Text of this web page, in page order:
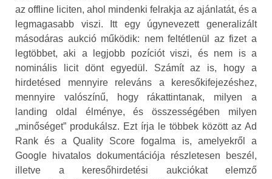
az offline liciten, ahol mindenki felrakja az ajánlatát, és a
legmagasabb viszi. Itt egy úgynevezett generalizált
másodáras aukció működik: nem feltétlenül az fizet a
legtöbbet, aki a legjobb pozíciót viszi, és nem is a
nominális licit dönt egyedül. Számít az is, hogy a
hirdetésed mennyire releváns a keresőkifejezéshez,
mennyire valószínű, hogy rákattintanak, milyen a
landing oldal élménye, és összességében milyen
„minőséget” produkálsz. Ezt írja le többek között az Ad
Rank és a Quality Score fogalma is, amelyekről a
Google hivatalos dokumentációja részletesen beszél,
illetve a keresőhirdetési aukciókat elemző